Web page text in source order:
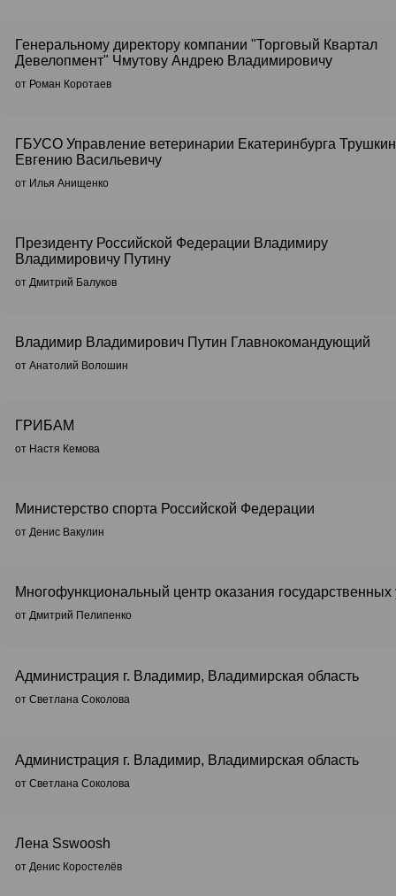
Генеральному директору компании "Торговый Квартал
Девелопмент" Чмутову Андрею Владимировичу
от Роман Коротаев
ГБУСО Управление ветеринарии Екатеринбурга
Евгению Васильевичу
от Илья Анищенко
Президенту Российской Федерации Владимиру
Владимировичу Путину
от Дмитрий Балуков
Владимир Владимирович Путин Главнокомандующий
от Анатолий Волошин
ГРИБАМ
от Настя Кемова
Министерство спорта Российской Федерации
от Денис Вакулин
Многофункциональный центр оказания государственных
от Дмитрий Пелипенко
Администрация г. Владимир, Владимирская область
от Светлана Соколова
Администрация г. Владимир, Владимирская область
от Светлана Соколова
Лена Sswoosh
от Денис Коростелёв